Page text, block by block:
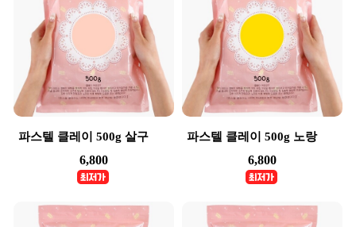
파스텔 클레이 500g 살구
6,800
파스텔 클레이 500g 노랑
6,800